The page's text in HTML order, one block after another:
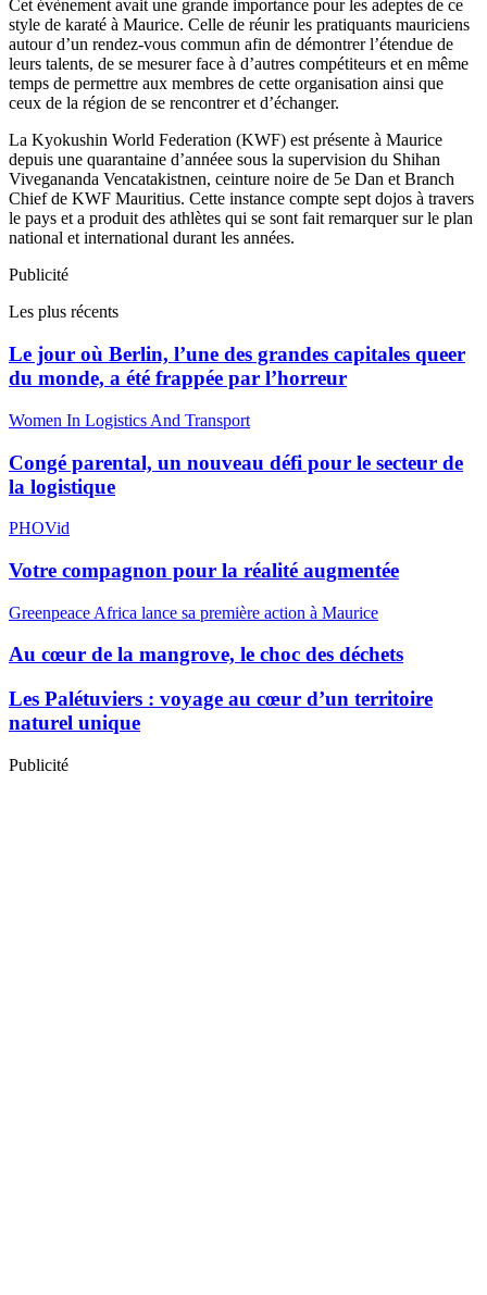
Cet évènement avait une grande importance pour les adeptes de ce
style de karaté à Maurice. Celle de réunir les pratiquants mauriciens
autour d’un rendez-vous commun afin de démontrer l’étendue de
leurs talents, de se mesurer face à d’autres compétiteurs et en même
temps de permettre aux membres de cette organisation ainsi que
ceux de la région de se rencontrer et d’échanger.
La Kyokushin World Federation (KWF) est présente à Maurice
depuis une quarantaine d’annéee sous la supervision du Shihan
Vivegananda Vencatakistnen, ceinture noire de 5e Dan et Branch
Chief de KWF Mauritius. Cette instance compte sept dojos à travers
le pays et a produit des athlètes qui se sont fait remarquer sur le plan
national et international durant les années.
Publicité
Les plus récents
Le jour où Berlin, l’une des grandes capitales queer
du monde, a été frappée par l’horreur
Women In Logistics And Transport
Congé parental, un nouveau défi pour le secteur de
la logistique
PHOVid
Votre compagnon pour la réalité augmentée
Greenpeace Africa lance sa première action à Maurice
Au cœur de la mangrove, le choc des déchets
Les Palétuviers : voyage au cœur d’un territoire
naturel unique
Publicité